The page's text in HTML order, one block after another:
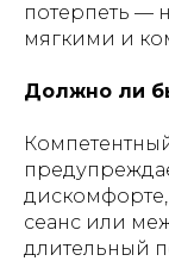
потерпеть —
мягкими и
Должно ли
сеанс или
длительный